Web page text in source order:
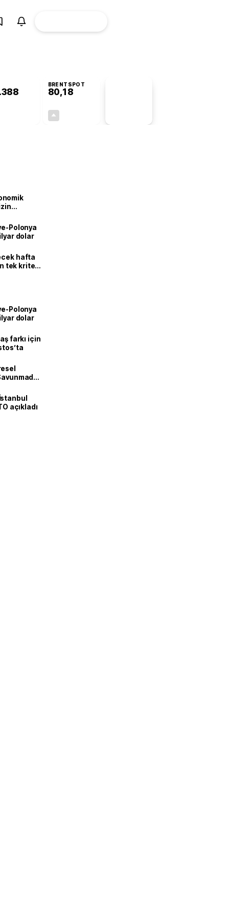
BRENTSPOT
80,18
Polonya
dolar
hafta
tek kriter
Polonya
dolar
farkı için
açıkladı